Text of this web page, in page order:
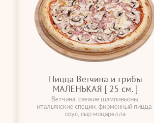
Пицца Ветчина и грибы
МАЛЕНЬКАЯ [ 25 cм. ]
Ветчина, свежие шампиньоны,
итальянские специи, фирменный пицца-
соус, сыр моцарелла